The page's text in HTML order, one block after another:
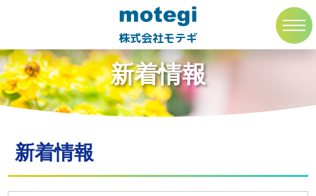
株式会社モテギ
トップページ 新着情報
新着情報
新着情報